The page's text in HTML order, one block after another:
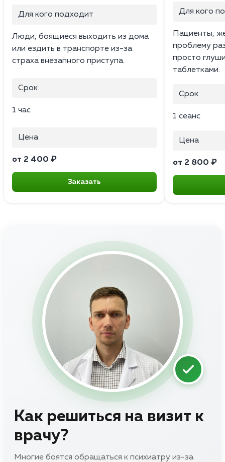
Для кого подходит
Люди, боящиеся выходить из дома
или ездить в транспорте из-за
страха внезапного приступа.
Срок
1 час
Цена
от 2 400 ₽
Заказать
Для кого
Пациенты,
проблему
просто
таблетками.
Срок
1 сеанс
Цена
от 2 800 ₽
Как решиться на визит к
врачу?
Многие боятся обращаться к психиатру из-за